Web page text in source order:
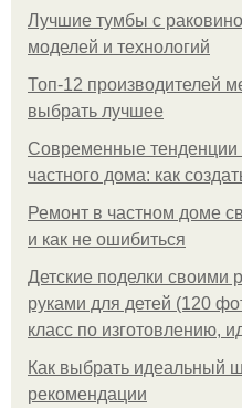
Лучшие тумбы с
моделей и технологий
Топ-12 производителей
выбрать лучшее
Современные тенденции
частного дома: как
Ремонт в частном доме
и как не ошибиться
Детские поделки своими
руками для детей (120
класс по изготовлению,
Как выбрать идеальный
рекомендации